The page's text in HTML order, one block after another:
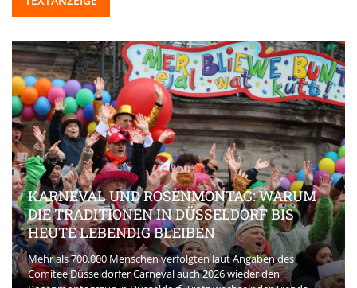
KARNEVAL UND ROSENMONTAG: WARUM
DIE TRADITIONEN IN DÜSSELDORF BIS
HEUTE LEBENDIG BLEIBEN
Mehr als 700.000 Menschen verfolgten laut Angaben des
Comitee Düsseldorfer Carneval auch 2026 wieder den